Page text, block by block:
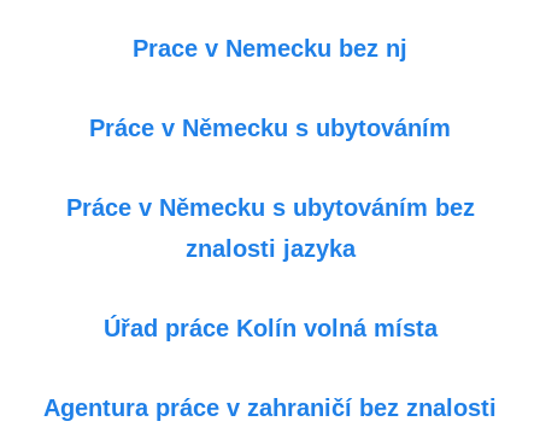
Prace v Nemecku bez nj
Práce v Německu s ubytováním
Práce v Německu s ubytováním bez
znalosti jazyka
Úřad práce Kolín volná místa
Agentura práce v zahraničí bez znalosti